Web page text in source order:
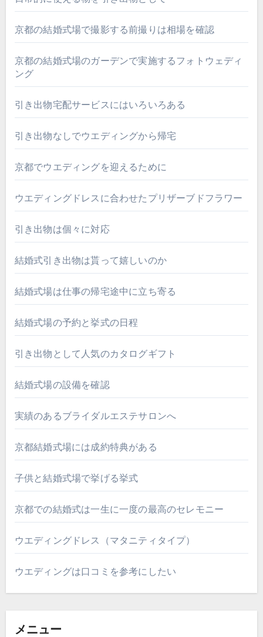
京都の結婚式場で撮影する前撮りは相場を確認
京都の結婚式場のガーデンで実施するフォトウェディ
ング
引き出物宅配サービスにはいろいろある
引き出物なしでウエディングから帰宅
京都でウエディングを迎えるために
ウエディングドレスに合わせたプリザーブドフラワー
引き出物は個々に対応
結婚式引き出物は貰って嬉しいのか
結婚式場は仕事の帰宅途中に立ち寄る
結婚式場の予約と挙式の日程
引き出物として人気のカタログギフト
結婚式場の設備を確認
実績のあるブライダルエステサロンへ
京都結婚式場には成約特典がある
子供と結婚式場で挙げる挙式
京都での結婚式は一生に一度の最高のセレモニー
ウエディングドレス（マタニティタイプ）
ウエディングは口コミを参考にしたい
メニュー